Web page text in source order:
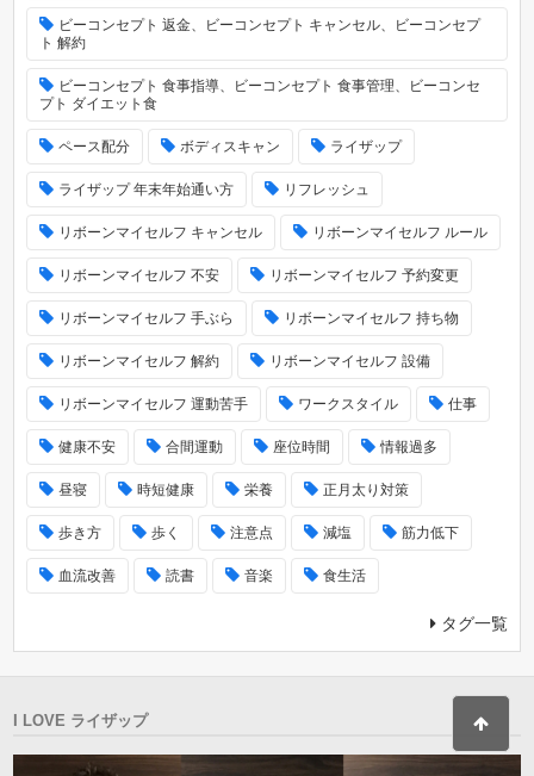
ビーコンセプト 返金、ビーコンセプト キャンセル、ビーコンセプ
ト 解約
ビーコンセプト 食事指導、ビーコンセプト 食事管理、ビーコンセ
プト ダイエット食
ペース配分 ボディスキャン ライザップ
ライザップ 年末年始通い方 リフレッシュ
リボーンマイセルフ キャンセル リボーンマイセルフ ルール
リボーンマイセルフ 不安 リボーンマイセルフ 予約変更
リボーンマイセルフ 手ぶら リボーンマイセルフ 持ち物
リボーンマイセルフ 解約 リボーンマイセルフ 設備
リボーンマイセルフ 運動苦手 ワークスタイル 仕事
健康不安 合間運動 座位時間 情報過多
昼寝 時短健康 栄養 正月太り対策
歩き方 歩く 注意点 減塩 筋力低下
血流改善 読書 音楽 食生活
タグ一覧
I LOVE ライザップ